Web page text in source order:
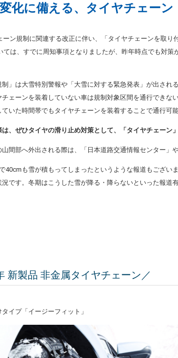
化に備える、タイヤチェーン
ーン規制に関連する改正に伴い、「タイヤチェーンを取
ては、すでに周知事項となりましたが、昨年時点でも対
制」は大雪特別警報や「大雪に対する緊急発表」が出さ
チェーンを装着していない車は規制対象区間を通行でき
いた時間帯でもタイヤチェーンを装着することで通行可
は、ぜひタイヤの滑り止め対策として、「タイヤチェーン
山間部へ外出される際は、「日本道路交通情報センター」
40cmも雪が積もってしまったというような報道もござ
です。冬期はこうした雪が降る・降らないといった報道
新製品 非金属タイヤチェーン／
イプ「イージーフィット」